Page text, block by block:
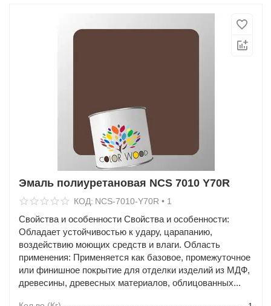
Эмаль полиуретановая NCS 7010 Y70R
КОД: NCS-7010-Y70R • 1
Свойства и особенности Свойства и особенности:
Обладает устойчивостью к удару, царапанию,
воздействию моющих средств и влаги. Область
применения: Применяется как базовое, промежуточное
или финишное покрытие для отделки изделий из МДФ,
древесины, древесных материалов, облицованных...